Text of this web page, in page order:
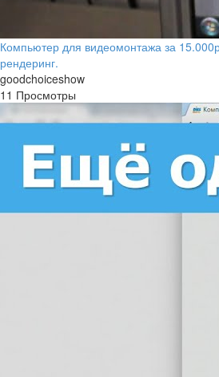
Компьютер для видеомонтажа за
рендеринг.
goodchoiceshow
11 Просмотры